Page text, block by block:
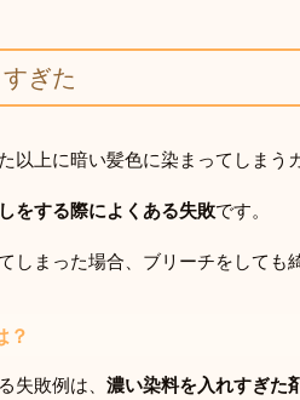
ぎた
以上に暗い髪色に染まってしまう
をする際によくある失敗です。
しまった場合、ブリーチをしても
？
失敗例は、 濃い染料を入れすぎた